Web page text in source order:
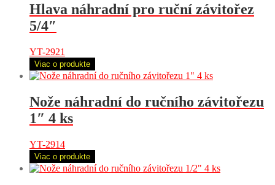
Hlava náhradní pro ruční závitořez
5/4″
YT-2921
Viac o produkte
Nože náhradní do ručního závitořezu
1″ 4 ks
YT-2914
Viac o produkte